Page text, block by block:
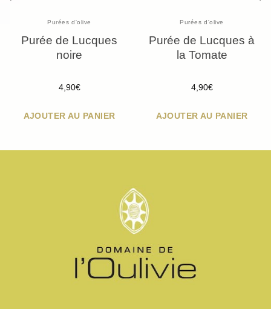
Purées d'olive
Purée de Lucques
noire
4,90€
AJOUTER AU PANIER
Purées d'olive
Purée de Lucques à
la Tomate
4,90€
AJOUTER AU PANIER